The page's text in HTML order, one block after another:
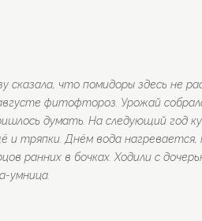
сказала, что помидоры здесь
фитофтороз. Урожай
думать. На следующий год
и тряпки. Днём вода
ранних в бочках. Ходили с
умница.